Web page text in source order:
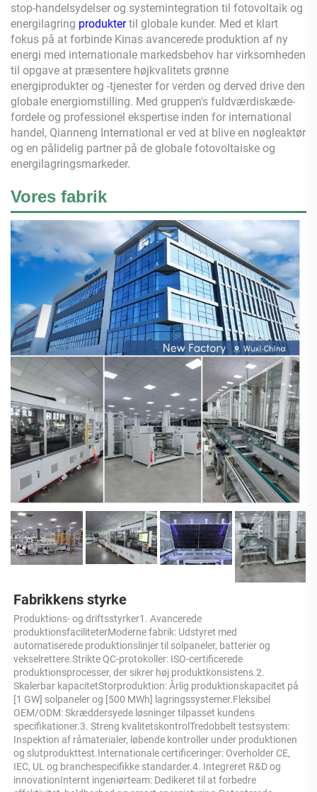
stop-handelsydelser og systemintegration til fotovoltaik og
energilagring produktertil globale kunder. Med et klart
fokus på at forbinde Kinas avancerede produktion af ny
energi med internationale markedsbehov har virksomheden
til opgave at præsentere højkvalitets grønne
energiprodukter og -tjenester for verden og derved drive den
globale energiomstilling. Med gruppen's fuldværdiskæde-
fordele og professionel ekspertise inden for international
handel, Qianneng International er ved at blive en nøgleaktør
og en pålidelig partner på de globale fotovoltaiske og
energilagringsmarkeder.
Vores fabrik
Fabrikkens styrke
Produktions- og driftsstyrker1. Avancerede
produktionsfaciliteterModerne fabrik: Udstyret med
automatiserede produktionslinjer til solpaneler, batterier og
vekselrettere.Strikte QC-protokoller: ISO-certificerede
produktionsprocesser, der sikrer høj produktkonsistens.2.
Skalerbar kapacitetStorproduktion: Årlig produktionskapacitet på
[1 GW] solpaneler og [500 MWh] lagringssystemer.Fleksibel
OEM/ODM: Skræddersyede løsninger tilpasset kundens
specifikationer.3. Streng kvalitetskontrolTredobbelt testsystem:
Inspektion af råmaterialer, løbende kontroller under produktionen
og slutprodukttest.Internationale certificeringer: Overholder CE,
IEC, UL og branchespecifikke standarder.4. Integreret R&D og
innovationInternt ingeniørteam: Dedikeret til at forbedre